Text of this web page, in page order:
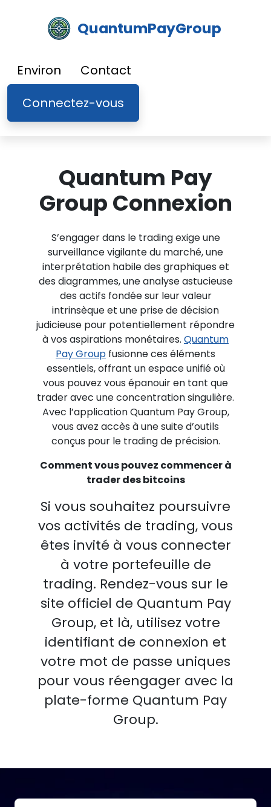
QuantumPayGroup
Environ
Contact
Connectez-vous
Quantum Pay
Group Connexion
S’engager dans le trading exige une
surveillance vigilante du marché, une
interprétation habile des graphiques et
des diagrammes, une analyse astucieuse
des actifs fondée sur leur valeur
intrinsèque et une prise de décision
judicieuse pour potentiellement répondre
à vos aspirations monétaires. Quantum
Pay Group fusionne ces éléments
essentiels, offrant un espace unifié où
vous pouvez vous épanouir en tant que
trader avec une concentration singulière.
Avec l’application Quantum Pay Group,
vous avez accès à une suite d’outils
conçus pour le trading de précision.
Comment vous pouvez commencer à
trader des bitcoins
Si vous souhaitez poursuivre
vos activités de trading, vous
êtes invité à vous connecter
à votre portefeuille de
trading. Rendez-vous sur le
site officiel de Quantum Pay
Group, et là, utilisez votre
identifiant de connexion et
votre mot de passe uniques
pour vous réengager avec la
plate-forme Quantum Pay
Group.